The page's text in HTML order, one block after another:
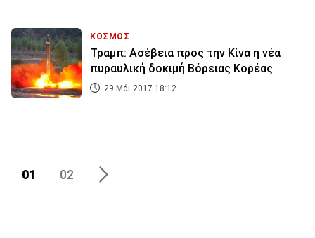
ΚΟΣΜΟΣ
Τραμπ: Ασέβεια προς την Κίνα η νέα
πυραυλική δοκιμή Βόρειας Κορέας
29 Μάι 2017 18:12
01 02